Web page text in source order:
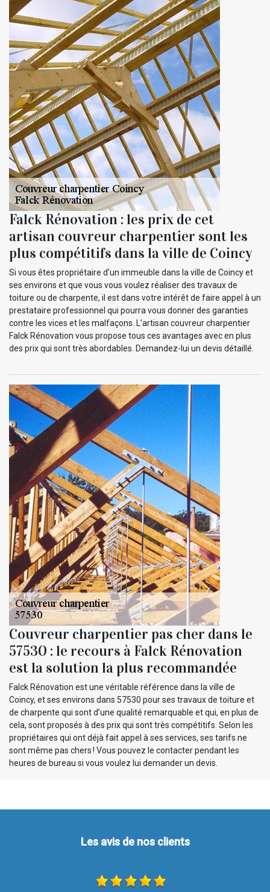
Falck Rénovation : les prix de cet
artisan couvreur charpentier sont les
plus compétitifs dans la ville de Coincy
Si vous êtes propriétaire d’un immeuble dans la ville de Coincy et
ses environs et que vous vous voulez réaliser des travaux de
toiture ou de charpente, il est dans votre intérêt de faire appel à un
prestataire professionnel qui pourra vous donner des garanties
contre les vices et les malfaçons. L’artisan couvreur charpentier
Falck Rénovation vous propose tous ces avantages avec en plus
des prix qui sont très abordables. Demandez-lui un devis détaillé.
Couvreur charpentier pas cher dans le
57530 : le recours à Falck Rénovation
est la solution la plus recommandée
Falck Rénovation est une véritable référence dans la ville de
Coincy, et ses environs dans 57530 pour ses travaux de toiture et
de charpente qui sont d’une qualité remarquable et qui, en plus de
cela, sont proposés à des prix qui sont très compétitifs. Selon les
propriétaires qui ont déjà fait appel à ses services, ses tarifs ne
sont même pas chers ! Vous pouvez le contacter pendant les
heures de bureau si vous voulez lui demander un devis.
Les avis de nos clients